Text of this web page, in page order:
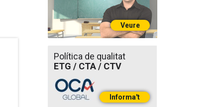
Veure
Política de qualitat
ETG / CTA / CTV
Informa't